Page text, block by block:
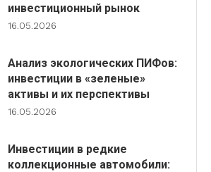
инвестиционный рынок
16.05.2026
Анализ экологических ПИФов:
инвестиции в «зеленые»
активы и их перспективы
16.05.2026
Инвестиции в редкие
коллекционные автомобили: